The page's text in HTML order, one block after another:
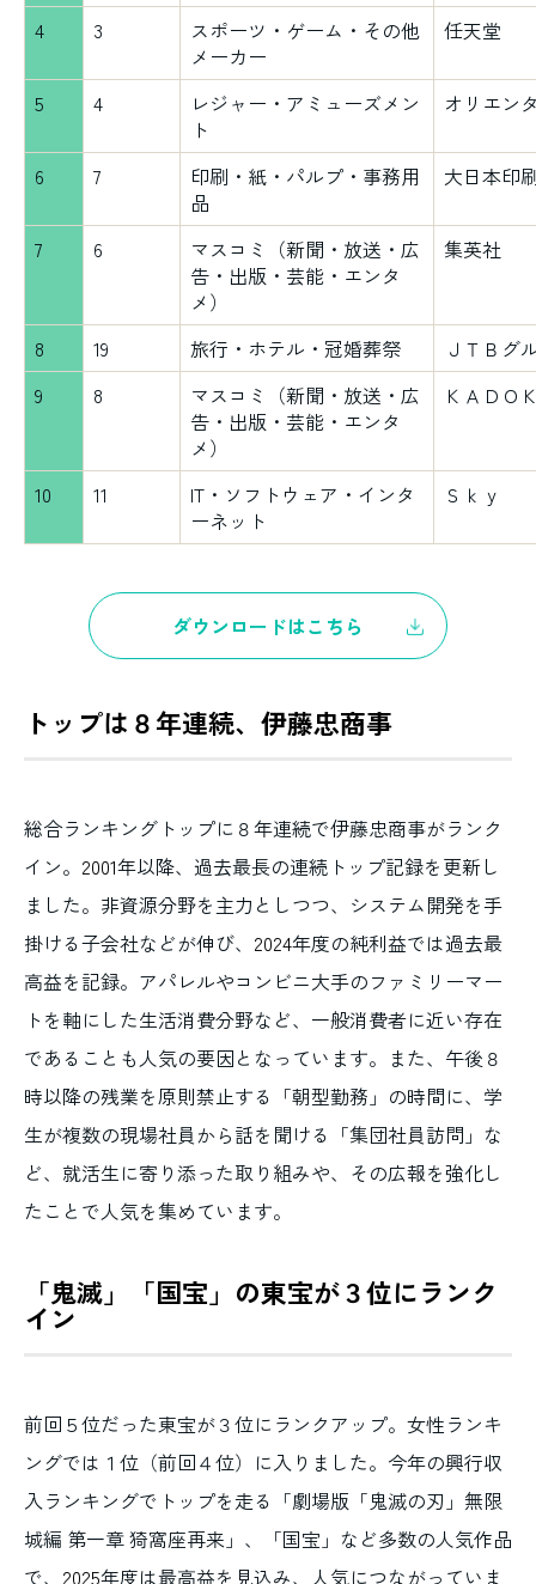
4 3
スポーツ・ゲーム・その他
メーカー
任天堂
5 4
レジャー・アミューズメン
ト
オリエン
6 7
印刷・紙・パルプ・事務用
品
大日本印
7 6
マスコミ（新聞・放送・広
告・出版・芸能・エンタ
メ）
集英社
8 19 旅行・ホテル・冠婚葬祭
ＪＴＢグ
9
8
マスコミ（新聞・放送・広
告・出版・芸能・エンタ
メ）
ＫＡＤＯ
10 11
IT・ソフトウェア・インタ
ーネット
Ｓｋｙ
ダウンロードはこちら
トップは８年連続、伊藤忠商事
総合ランキングトップに８年連続で伊藤忠商事がランク
イン。 2001年以降、過去最長の連続トップ記録を更新し
ました。非資源分野を主力としつつ、システム開発を手
掛ける子会社などが伸び、 2024年度の純利益では過去最
高益を記録。アパレルやコンビニ大手のファミリーマー
トを軸にした生活消費分野など、一般消費者に近い存在
であることも人気の要因となっています。また、午後８
時以降の残業を原則禁止する「朝型勤務」の時間に、学
生が複数の現場社員から話を聞ける「集団社員訪問」な
ど、就活生に寄り添った取り組みや、その広報を強化し
たことで人気を集めています。
「鬼滅」「国宝」の東宝が３位にランク
イン
前回５位だった東宝が３位にランクアップ。女性ランキ
ングでは１位（前回４位）に入りました。今年の興行収
入ランキングでトップを走る「劇場版「鬼滅の刃」無限
城編 第一章 猗窩座再来」、「国宝」など多数の人気作品
で、 2025年度は最高益を見込み、人気につながっていま